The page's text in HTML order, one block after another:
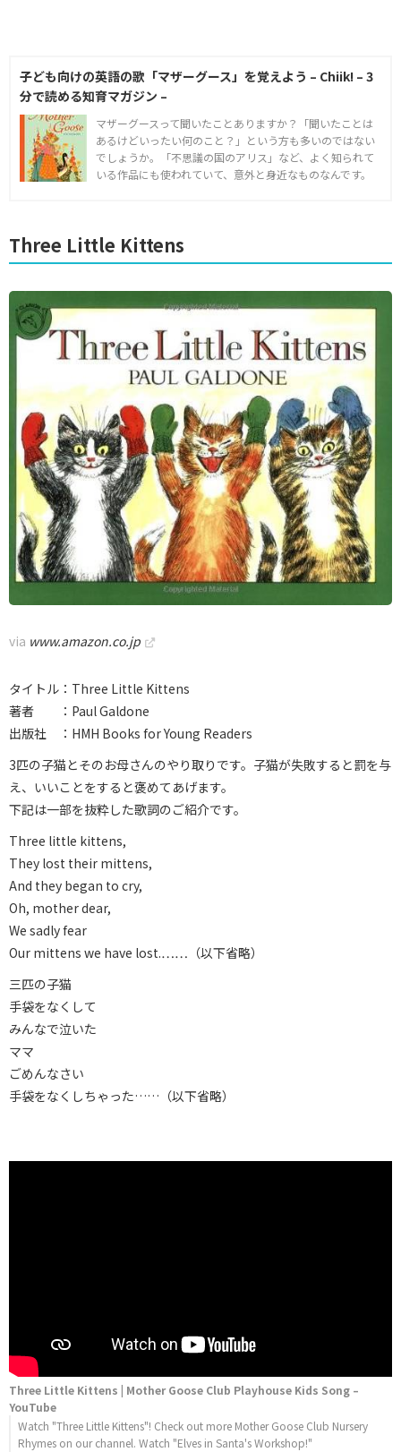
子ども向けの英語の歌「マザーグース」を覚えよう – Chiik! – 3
分で読める知育マガジン –
マザーグースって聞いたことありますか？「聞いたことは
あるけどいったい何のこと？」という方も多いのではない
でしょうか。「不思議の国のアリス」など、よく知られて
いる作品にも使われていて、意外と身近なものなんです。
Three Little Kittens
via www.amazon.co.jp
タイトル：Three Little Kittens
著者 ：Paul Galdone
出版社 ：HMH Books for Young Readers
3匹の子猫とそのお母さんのやり取りです。子猫が失敗すると罰を与
え、いいことをすると褒めてあげます。
下記は一部を抜粋した歌詞のご紹介です。
Three little kittens,
They lost their mittens,
And they began to cry,
Oh, mother dear,
We sadly fear
Our mittens we have lost.……（以下省略）
三匹の子猫
手袋をなくして
みんなで泣いた
ママ
ごめんなさい
手袋をなくしちゃった……（以下省略）
Three Little Kittens | Mother Goose Club Playhouse Kids Song –
YouTube
Watch "Three Little Kittens"! Check out more Mother Goose Club Nursery
Rhymes on our channel. Watch "Elves in Santa's Workshop!"